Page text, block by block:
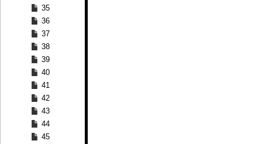
35
36
37
38
39
40
41
42
43
44
45